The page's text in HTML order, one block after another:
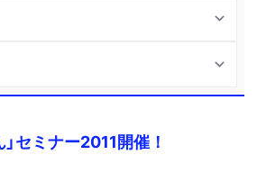
セミナー2011開催！